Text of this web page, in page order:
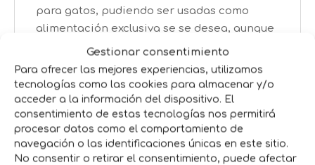
Gestionar consentimiento
Para ofrecer las mejores experiencias, utilizamos
tecnologías como las cookies para almacenar y/o
acceder a la información del dispositivo. El
consentimiento de estas tecnologías nos permitirá
procesar datos como el comportamiento de
navegación o las identificaciones únicas en este sitio.
No consentir o retirar el consentimiento, puede afectar
para gatos, pudiendo ser usadas como
alimentación exclusiva se se desea, aunque
se recomienda para una alimentación
idonea de alternarla con la recetas de
pienso seco.
Productos relacionados